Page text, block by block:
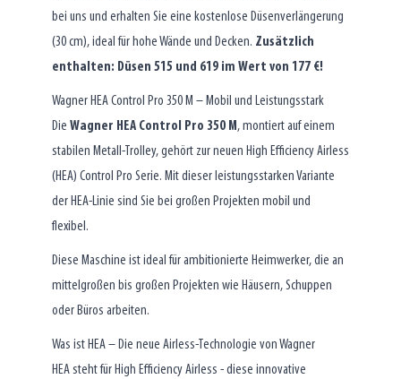
bei uns und erhalten Sie eine kostenlose Düsenverlängerung
(30 cm), ideal für hohe Wände und Decken. Zusätzlich
enthalten: Düsen 515 und 619 im Wert von 177 €!
Wagner HEA Control Pro 350 M – Mobil und Leistungsstark
Die Wagner HEA Control Pro 350 M , montiert auf einem
stabilen Metall-Trolley, gehört zur neuen High Efficiency Airless
(HEA) Control Pro Serie. Mit dieser leistungsstarken Variante
der HEA-Linie sind Sie bei großen Projekten mobil und
flexibel.
Diese Maschine ist ideal für ambitionierte Heimwerker, die an
mittelgroßen bis großen Projekten wie Häusern, Schuppen
oder Büros arbeiten.
Was ist HEA – Die neue Airless-Technologie von Wagner
HEA steht für High Efficiency Airless - diese innovative